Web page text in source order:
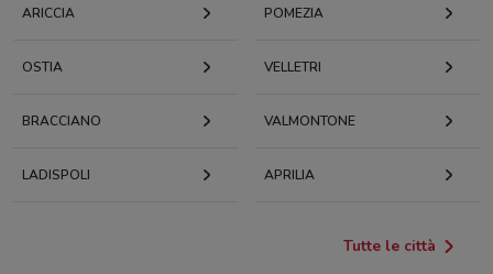
ARICCIA POMEZIA
OSTIA VELLETRI
BRACCIANO VALMONTONE
LADISPOLI APRILIA
Tutte le città